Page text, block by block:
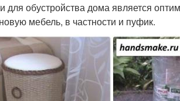
для обустройства дома является
мебель, в частности и пуфик.